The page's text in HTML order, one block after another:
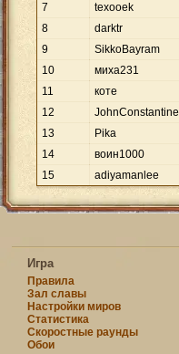
7
texooek
8
darktr
9
SikkoBayram
10
миха231
11
коте
12
JohnConstantine
13
Pikа
14
воин1000
15
adiyamanlee
Игра
Правила
Зал славы
Настройки миров
Статистика
Скоростные раунды
Обои